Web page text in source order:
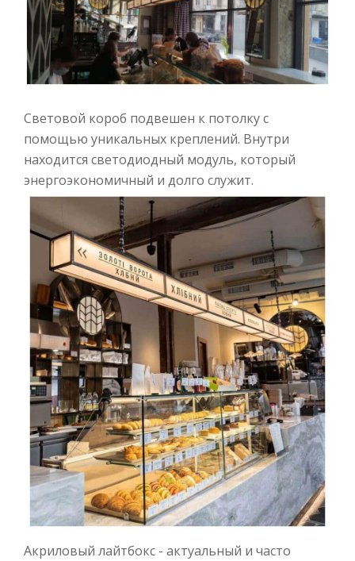
Световой короб подвешен к потолку с
помощью уникальных креплений. Внутри
находится светодиодный модуль, который
энергоэкономичный и долго служит.
Акриловый лайтбокс - актуальный и часто